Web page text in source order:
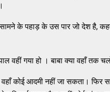
के पहाड़ के उस पार जो देश है,
वहीं गया हो । बाबा क्या वहाँ तक
वहाँ कोई आदमी नहीं जा सकता।